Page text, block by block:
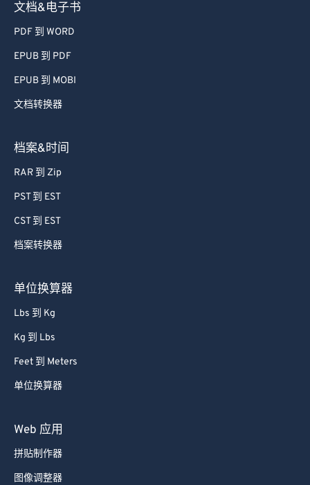
文档&电子书
PDF 到 WORD
EPUB 到 PDF
EPUB 到 MOBI
文档转换器
档案&时间
RAR 到 Zip
PST 到 EST
CST 到 EST
档案转换器
单位换算器
Lbs 到 Kg
Kg 到 Lbs
Feet 到 Meters
单位换算器
Web 应用
拼贴制作器
图像调整器